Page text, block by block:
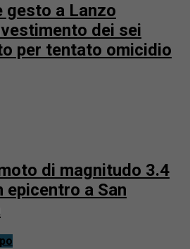
gesto a Lanzo
dei sei
per tentato omicidio
di magnitudo 3.4
epicentro a San